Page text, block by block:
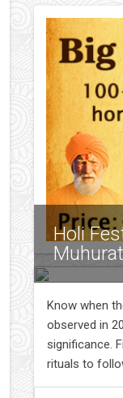
Holi
Muhurat
Know when
observed in
significance.
rituals to